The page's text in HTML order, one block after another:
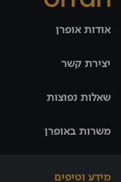
אודות אופרן
יצירת קשר
שאלות נפוצות
משרות באופרן
מידע וטיפים